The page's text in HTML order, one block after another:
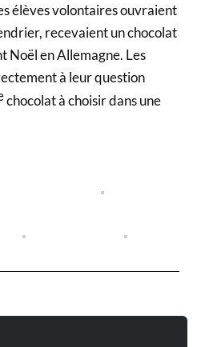
élèves volontaires ouvraient
recevaient un chocolat
Noël en Allemagne. Les
à leur question
chocolat à choisir dans une